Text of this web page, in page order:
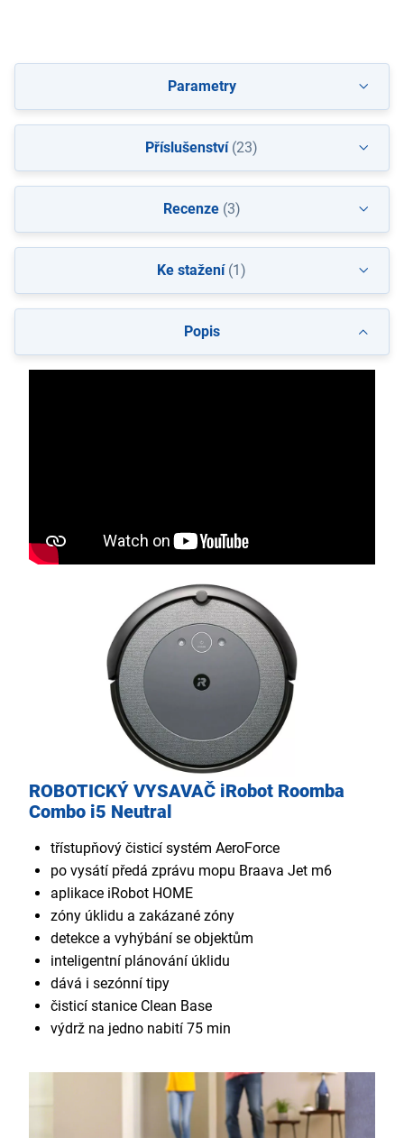
Popis
ROBOTICKÝ VYSAVAČ iRobot Roomba
Combo i5 Neutral
třístupňový čisticí systém AeroForce
po vysátí předá zprávu mopu Braava Jet m6
aplikace iRobot HOME
zóny úklidu a zakázané zóny
detekce a vyhýbání se objektům
inteligentní plánování úklidu
dává i sezónní tipy
čisticí stanice Clean Base
výdrž na jedno nabití 75 min
Parametry
Příslušenství(23)
Recenze(3)
Ke stažení(1)